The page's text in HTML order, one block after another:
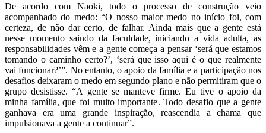
De acordo com Naoki, todo o processo de construção veio
acompanhado do medo: “O nosso maior medo no início foi, com
certeza, de não dar certo, de falhar. Ainda mais que a gente está
nesse momento saindo da faculdade, iniciando a vida adulta, as
responsabilidades vêm e a gente começa a pensar ‘será que estamos
tomando o caminho certo?’, ‘será que isso aqui é o que realmente
vai funcionar?’”. No entanto, o apoio da família e a participação nos
desafios deixaram o medo em segundo plano e não permitiram que o
grupo desistisse. “A gente se manteve firme. Eu tive o apoio da
minha família, que foi muito importante. Todo desafio que a gente
ganhava era uma grande inspiração, reascendia a chama que
impulsionava a gente a continuar”.